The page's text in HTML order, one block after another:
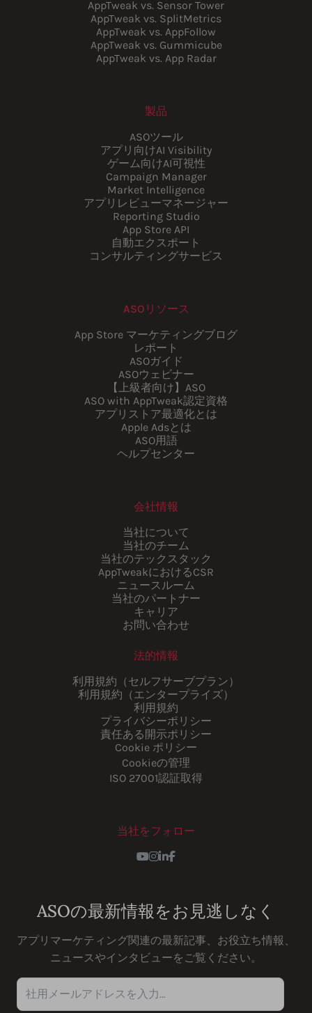
AppTweak vs. Sensor Tower
AppTweak vs. SplitMetrics
AppTweak vs. AppFollow
AppTweak vs. Gummicube
AppTweak vs. App Radar
製品
ASOツール
アプリ向けAI Visibility
ゲーム向けAI可視性
Campaign Manager
Market Intelligence
アプリレビューマネージャー
Reporting Studio
App Store API
自動エクスポート
コンサルティングサービス
ASOリソース
App Store マーケティングブログ
レポート
ASOガイド
ASOウェビナー
【上級者向け】ASO
ASO with AppTweak認定資格
アプリストア最適化とは
Apple Adsとは
ASO用語
ヘルプセンター
会社情報
当社について
当社のチーム
当社のテックスタック
AppTweakにおけるCSR
ニュースルーム
当社のパートナー
キャリア
お問い合わせ
法的情報
利用規約（セルフサーブプラン）
利用規約（エンタープライズ）
利用規約
プライバシーポリシー
責任ある開示ポリシー
Cookie ポリシー
Cookieの管理
ISO 27001認証取得
当社をフォロー
Youtube
Instagram
LinkedIn
Facebook
ASOの最新情報をお見逃しなく
アプリマーケティング関連の最新記事、お役立ち情報、
ニュースやインタビューをご覧ください。
社用メールアドレスを入力…